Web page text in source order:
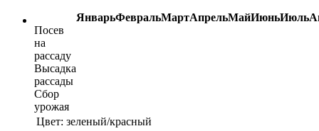
ЯнварьФевральМартАпрельМайИюньИюль
Посев
на
рассаду
Высадка
рассады
Сбор
урожая
Цвет: зеленый/красный